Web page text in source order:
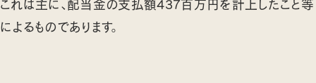
これは主に、配当金の支払額437百万円を計上したこと等
によるものであります。